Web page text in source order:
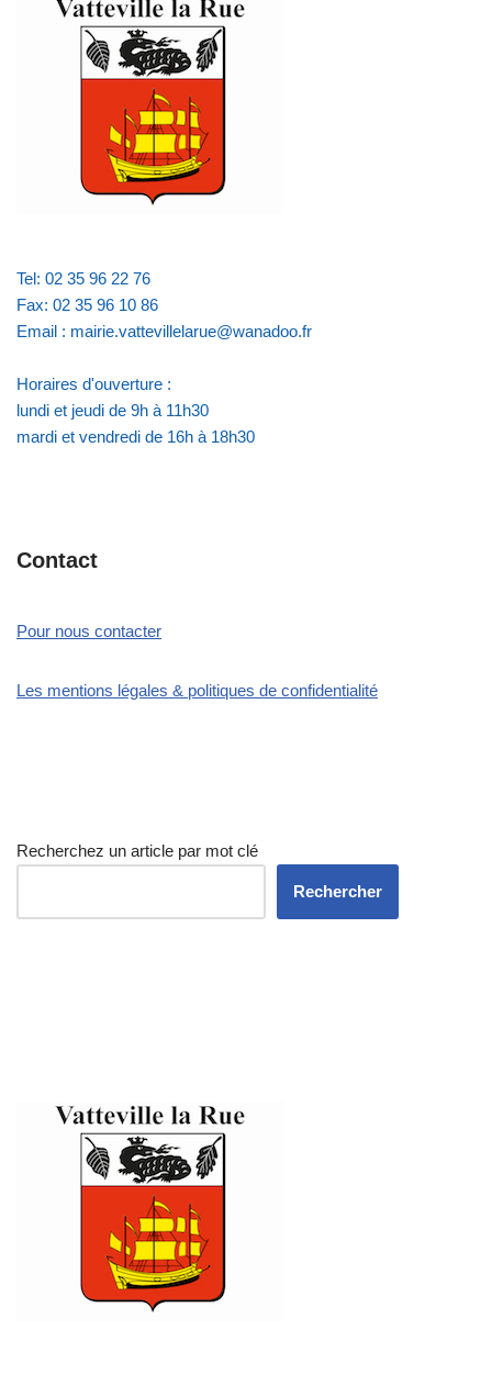
Tel: 02 35 96 22 76
Fax: 02 35 96 10 86
Email : mairie.vattevillelarue@wanadoo.fr
Horaires d'ouverture :
lundi et jeudi de 9h à 11h30
mardi et vendredi de 16h à 18h30
Contact
Pour nous contacter
Les mentions légales & politiques de confidentialité
Recherchez un article par mot clé
Rechercher